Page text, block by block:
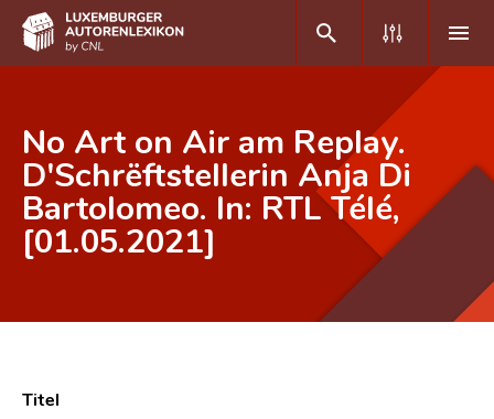
DE FR
Home
Autor(inn)en A-Z
No Art on Air am Replay.
D'Schrëftstellerin Anja Di
Bartolomeo. In: RTL Télé,
[01.05.2021]
Titel